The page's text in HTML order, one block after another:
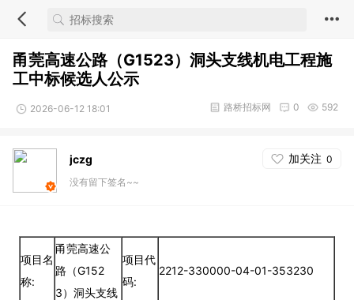
甬莞高速公路（G1523）洞头支线机电工程施
工中标候选人公示
2026-06-12 18:01 592
0
路桥招标网
jczg 加关注 0
没有留下签名~~
项目名
称:
甬莞高速公
路（G152
3）洞头支线
项目代
码:
2212-330000-04-01-353230